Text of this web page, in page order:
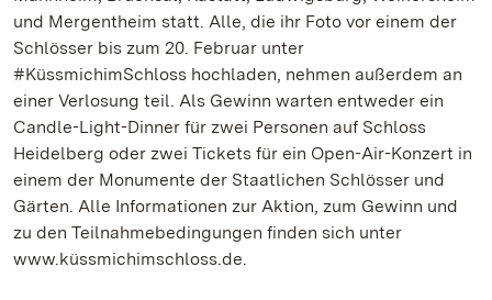
und Mergentheim statt. Alle, die ihr Foto vor einem der
Schlösser bis zum 20. Februar unter
#KüssmichimSchloss hochladen, nehmen außerdem an
einer Verlosung teil. Als Gewinn warten entweder ein
Candle-Light-Dinner für zwei Personen auf Schloss
Heidelberg oder zwei Tickets für ein Open-Air-Konzert in
einem der Monumente der Staatlichen Schlösser und
Gärten. Alle Informationen zur Aktion, zum Gewinn und
zu den Teilnahmebedingungen finden sich unter
www.küssmichimschloss.de.